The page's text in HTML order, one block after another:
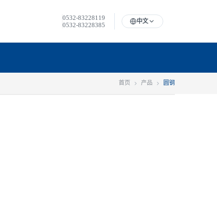
0532-83228119
0532-83228385
中文
首页 产品 圆钢